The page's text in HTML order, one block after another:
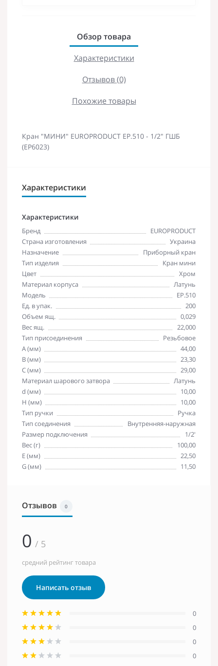
Обзор товара
Характеристики
Отзывов (0)
Похожие товары
Кран "МИНИ" EUROPRODUCT EP.510 - 1/2" ГШБ
(EP6023)
Характеристики
Характеристики
Бренд
EUROPRODUCT
Страна изготовления
Украина
Назначение
Приборный кран
Тип изделия
Кран мини
Цвет
Хром
Материал корпуса
Латунь
Модель
EP.510
Ед. в упак.
200
Объем ящ.
0,029
Вес ящ.
22,000
Тип присоединения
Резьбовое
A (мм)
44,00
B (мм)
23,30
C (мм)
29,00
Материал шарового затвора
Латунь
d (мм)
10,00
H (мм)
10,00
Тип ручки
Ручка
Тип соединения
Внутренняя-наружная
Размер подключения
1/2'
Вес (г)
100,00
E (мм)
22,50
G (мм)
11,50
Отзывов 0
0 / 5
средний рейтинг товара
Написать отзыв
0
0
0
0